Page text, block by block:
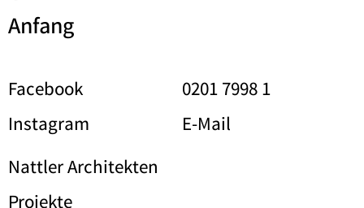
Anfang
Facebook
Instagram
0201 7998 1
E-Mail
Nattler Architekten